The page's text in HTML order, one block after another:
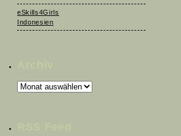
eSkills4Girls
Indonesien
Archiv